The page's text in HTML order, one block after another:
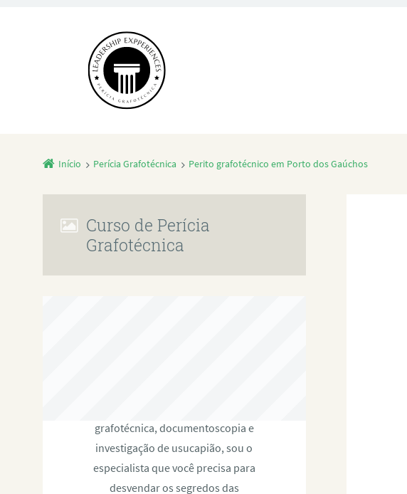
Início Perícia Grafotécnica Perito grafotécnico em Porto dos Gaúchos
Curso de Perícia
Grafotécnica
grafotécnica, documentoscopia e
investigação de usucapião, sou o
especialista que você precisa para
desvendar os segredos das